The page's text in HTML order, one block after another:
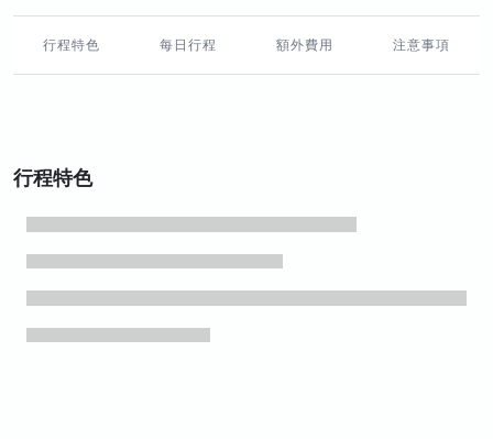
行程特色 每日行程 額外費用 注意事項
行程特色